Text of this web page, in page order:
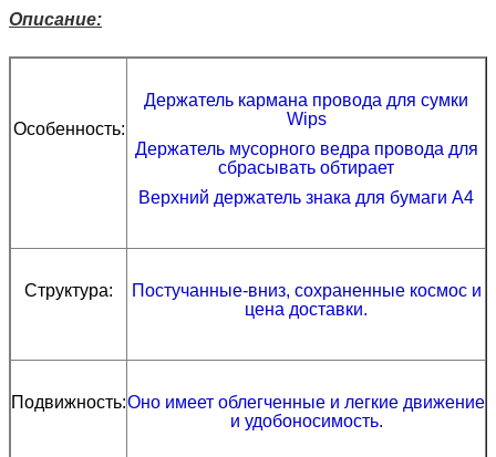
Описание:
Особенность:
Держатель кармана провода для сумки
Wips
Держатель мусорного ведра провода для
сбрасывать обтирает
Верхний держатель знака для бумаги A4
Структура:
Постучанные-вниз, сохраненные космос и
цена доставки.
Подвижность:Оно имеет облегченные и легкие движение
и удобоносимость.